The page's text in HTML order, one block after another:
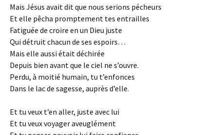
Mais Jésus avait dit que nous serions pécheurs
Et elle pêcha promptement tes entrailles
Fatiguée de croire en un Dieu juste
Qui détruit chacun de ses espoirs…
Mais elle aussi était déchirée
Depuis bien avant que le ciel ne s’ouvre.
Perdu, à moitié humain, tu t’enfonces
Dans le lac de sagesse, auprès d’elle.
Et tu veux t’en aller, juste avec lui
Et tu veux voyager aveuglément